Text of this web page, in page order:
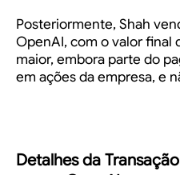
Posteriormente, Shah
OpenAI, com o valor final
maior, embora parte do
em ações da empresa, e
Detalhes da